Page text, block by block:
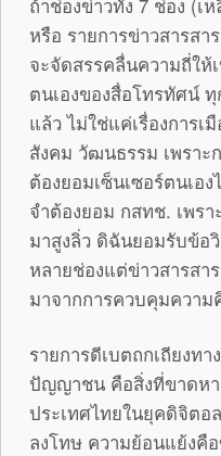
ถ้าช่องข่าวทั้ง 7 ช่อง (เ
หรือ รายการข่าวสารสา
จะจัดสรรคลื่นความถี่ให้
ตนเองของสื่อโทรทัศน์
แล้ว ไม่ใช่แค่เรื่องการเ
สังคม วัฒนธรรม เพรา
ต้องยอมเซ็นเซอร์ตนเอ
จำต้องยอม กสทช. เพร
มาสูงลิ่ว ดิฉันยอมรับข้อ
หลายช่องแต่ข่าวสารสา
มาจากการควบคุมความ
รายการดีเบตถกเถียงท
ปัญญาชน คือสิ่งที่ขาดห
ประเทศไทยในยุคดิจิตอ
ลงโทษ ความย้อนแย้งคื